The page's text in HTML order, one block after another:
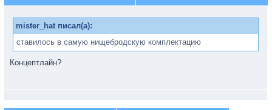
mister_hat писал(а):
ставилось в самую нищебродскую комплектацию
Концептлайн?